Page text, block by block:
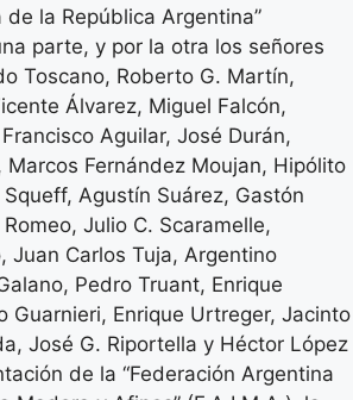
la República Argentina”
parte, y por la otra los señores
Toscano, Roberto G. Martín,
Álvarez, Miguel Falcón,
Aguilar, José Durán,
Marcos Fernández Moujan, Hipólito
Agustín Suárez, Gastón
Julio C. Scaramelle,
Juan Carlos Tuja, Argentino
Pedro Truant, Enrique
Guarnieri, Enrique Urtreger, Jacinto
José G. Riportella y Héctor López
de la “Federación Argentina